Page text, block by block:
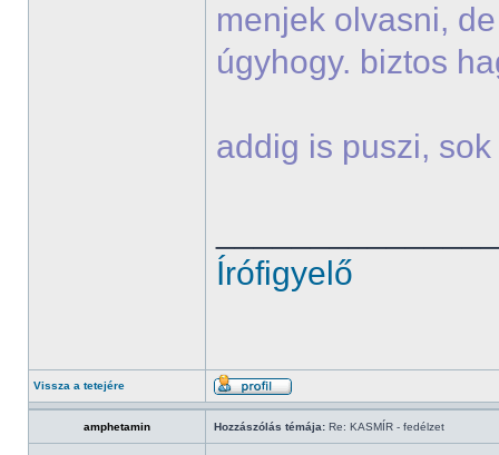
menjek olvasni,
úgyhogy. biztos
addig is puszi,
Írófigyelő
Vissza a tetejére
amphetamin Hozzászólás témája: Re: KASMÍR - fedélzet